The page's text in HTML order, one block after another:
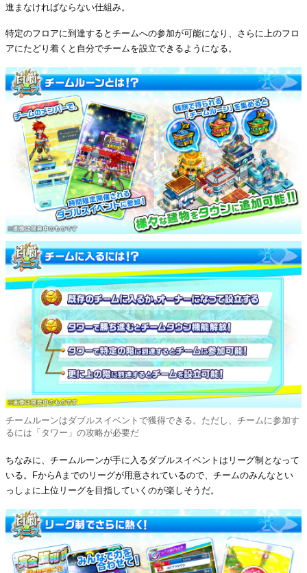
進まなければならない仕組み。
特定のフロアに到達するとチームへの参加が可能になり、さらに上のフロ
アにたどり着くと自分でチームを設立できるようになる。
チームルーンはダブルスイベントで獲得できる。ただし、チームに参加す
るには「タワー」の攻略が必要だ
ちなみに、チームルーンが手に入るダブルスイベントはリーグ制となって
いる。FからAまでのリーグが用意されているので、チームのみんなとい
っしょに上位リーグを目指していくのが楽しそうだ。